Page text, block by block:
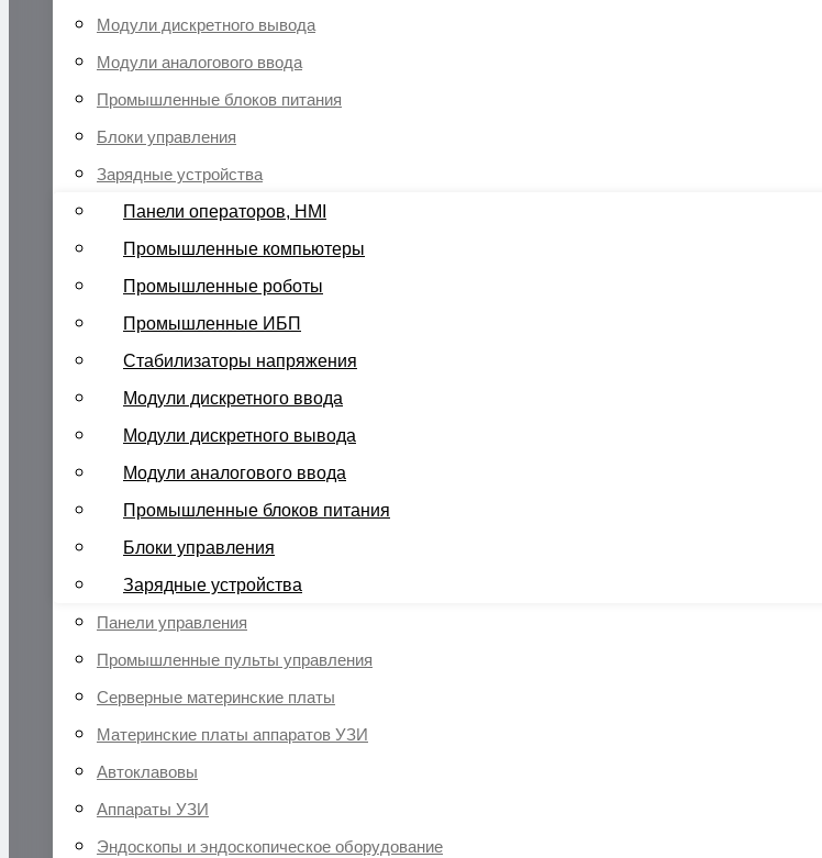
Модули дискретного вывода
Модули аналогового ввода
Промышленные блоков питания
Блоки управления
Зарядные устройства
Панели операторов, HMI
Промышленные компьютеры
Промышленные роботы
Промышленные ИБП
Стабилизаторы напряжения
Модули дискретного ввода
Модули дискретного вывода
Модули аналогового ввода
Промышленные блоков питания
Блоки управления
Зарядные устройства
Панели управления
Промышленные пульты управления
Серверные материнские платы
Материнские платы аппаратов УЗИ
Автоклавовы
Аппараты УЗИ
Эндоскопы и эндоскопическое оборудование